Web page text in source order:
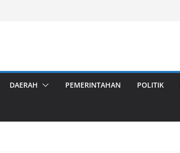
DAERAH PEMERINTAHAN POLITIK